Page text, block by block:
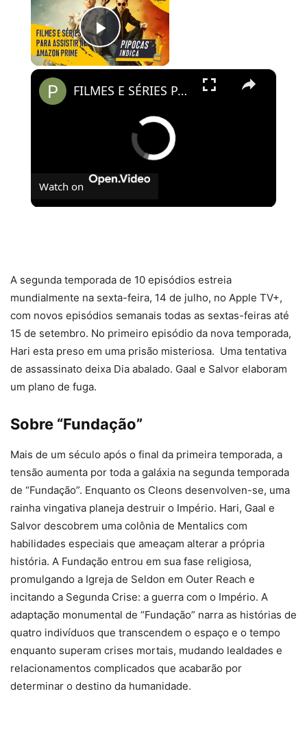
Play Video
×
FILMES E SÉRIES PARA ASSISTIR NO AMAZON PRIME VIDEO | #PipocasIndica 7
Watch on
A segunda temporada de 10 episódios estreia
mundialmente na sexta-feira, 14 de julho, no Apple TV+,
com novos episódios semanais todas as sextas-feiras até
15 de setembro. No primeiro episódio da nova temporada,
Hari esta preso em uma prisão misteriosa. Uma tentativa
de assassinato deixa Dia abalado. Gaal e Salvor elaboram
um plano de fuga.
Sobre “Fundação”
Mais de um século após o final da primeira temporada, a
tensão aumenta por toda a galáxia na segunda temporada
de “Fundação”. Enquanto os Cleons desenvolven-se, uma
rainha vingativa planeja destruir o Império. Hari, Gaal e
Salvor descobrem uma colônia de Mentalics com
habilidades especiais que ameaçam alterar a própria
história. A Fundação entrou em sua fase religiosa,
promulgando a Igreja de Seldon em Outer Reach e
incitando a Segunda Crise: a guerra com o Império. A
adaptação monumental de “Fundação” narra as histórias de
quatro indivíduos que transcendem o espaço e o tempo
enquanto superam crises mortais, mudando lealdades e
relacionamentos complicados que acabarão por
determinar o destino da humanidade.